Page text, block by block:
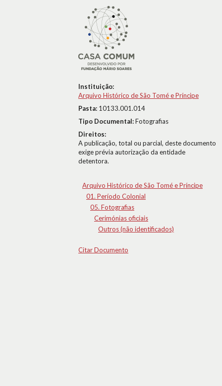
Instituição:
Arquivo Histórico de São Tomé e Príncipe
Pasta: 10133.001.014
Tipo Documental:Fotografias
Direitos:
A publicação, total ou parcial, deste documento
exige prévia autorização da entidade
detentora.
Arquivo Histórico de São Tomé e Príncipe
01. Período Colonial
05. Fotografias
Cerimónias oficiais
Outros (não identificados)
Citar Documento